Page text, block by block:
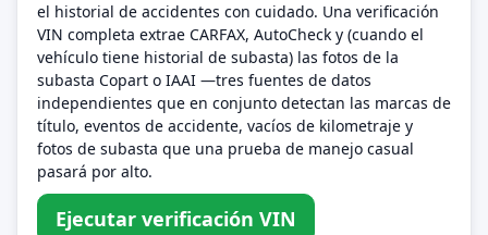
el historial de accidentes con cuidado. Una verificación
VIN completa extrae CARFAX, AutoCheck y (cuando el
vehículo tiene historial de subasta) las fotos de la
subasta Copart o IAAI —tres fuentes de datos
independientes que en conjunto detectan las marcas de
título, eventos de accidente, vacíos de kilometraje y
fotos de subasta que una prueba de manejo casual
pasará por alto.
Ejecutar verificación VIN